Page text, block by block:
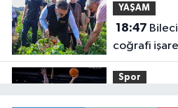
YAŞAM
18:47
coğrafi
Spor